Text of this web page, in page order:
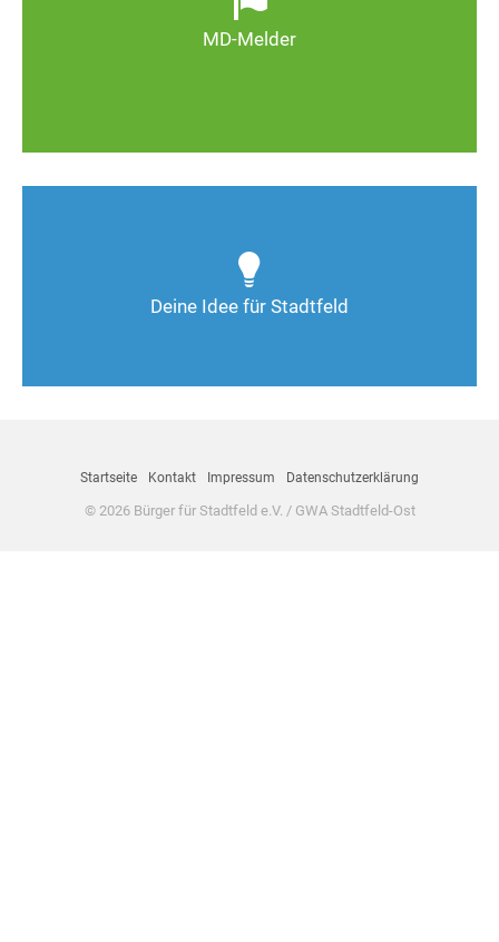
MD-Melder
Magdeburg schöner und lebenswerter wird.
Deine Idee für Stadtfeld
Deine Ideen sind gefragt!
Startseite Kontakt Impressum Datenschutzerklärung
© 2026 Bürger für Stadtfeld e.V. / GWA Stadtfeld-Ost